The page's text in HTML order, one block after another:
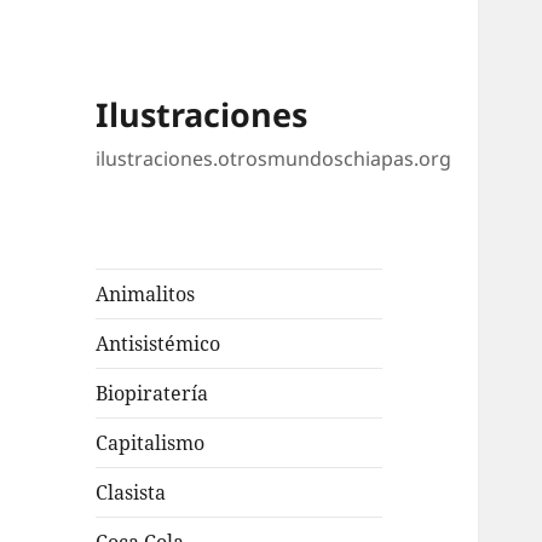
Ilustraciones
ilustraciones.otrosmundoschiapas.org
Animalitos
Antisistémico
Biopiratería
Capitalismo
Clasista